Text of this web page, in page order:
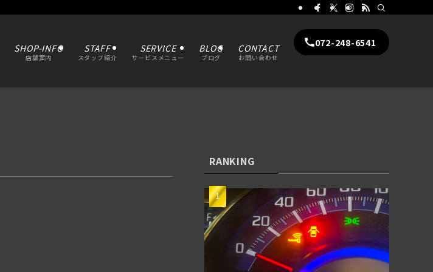
SHOP-INFO
店舗案内
STAFF
スタッフ紹介
SERVICE
サービスメニュー
BLOG
ブログ
CONTACT
お問い合わせ
072-248-6541
RANKING